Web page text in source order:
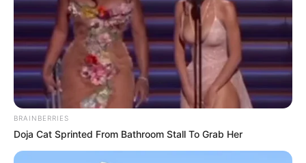
BRAINBERRIES
Doja Cat Sprinted From Bathroom Stall To Grab Her